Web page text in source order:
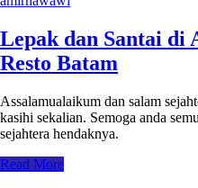
Lepak dan Santai di
Resto Batam
Assalamualaikum dan salam
kasihi sekalian. Semoga anda
sejahtera hendaknya.
Read More